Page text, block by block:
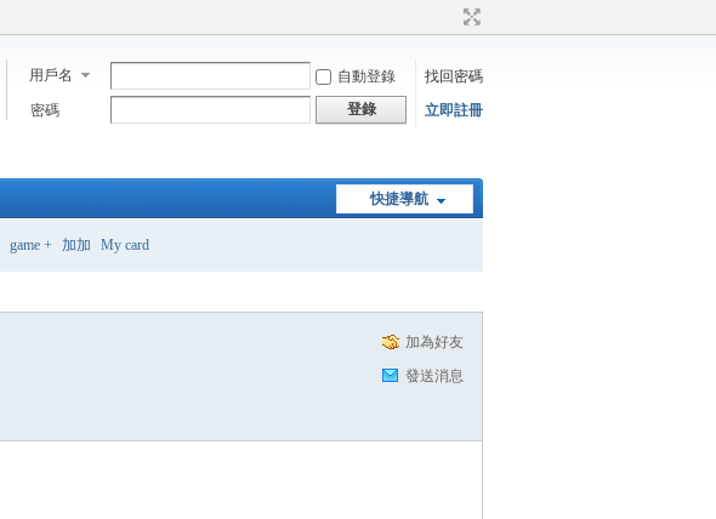
用戶名 自動登錄
找回密碼
密碼
登錄 立即註冊
快捷導航
game + 加加 My card
加為好友
發送消息